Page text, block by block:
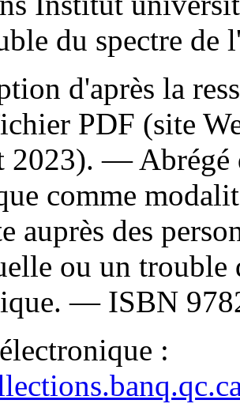
du spectre de
d'après la
PDF (site
2023). —
comme
auprès des
ou un trouble
— ISBN
: